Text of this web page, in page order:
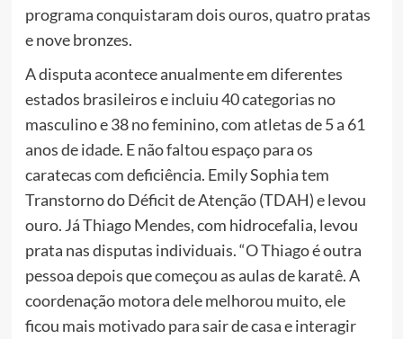
programa conquistaram dois ouros, quatro pratas
e nove bronzes.
A disputa acontece anualmente em diferentes
estados brasileiros e incluiu 40 categorias no
masculino e 38 no feminino, com atletas de 5 a 61
anos de idade. E não faltou espaço para os
caratecas com deficiência. Emily Sophia tem
Transtorno do Déficit de Atenção (TDAH) e levou
ouro. Já Thiago Mendes, com hidrocefalia, levou
prata nas disputas individuais. “O Thiago é outra
pessoa depois que começou as aulas de karatê. A
coordenação motora dele melhorou muito, ele
ficou mais motivado para sair de casa e interagir